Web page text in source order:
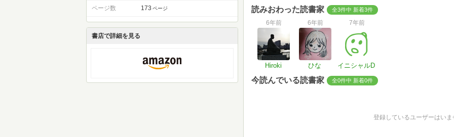
ページ数 173 ページ
書店で詳細を見る
読みおわった読書家 全3件中 新着3件
6年前
Hiroki
6年前
ひな
7年前
イニシャルD
今読んでいる読書家 全0件中 新着0件
登録しているユーザーはいま